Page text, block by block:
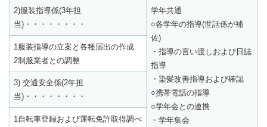
2)服装指導係(3年担
当)・・・・・・・・
学年共通
○各学年の指導(世話係が補
佐)
・指導の言い渡しおよび日誌
指導
・染髪改善指導および確認
○携帯電話の指導
○学年会との連携
・学年集会
1服装指導の立案と各種届出の作成
2制服業者との調整
3) 交通安全係(2年担
当)・・・・・・・・
1自転車登録および運転免許取得調べ